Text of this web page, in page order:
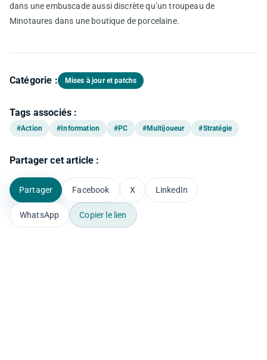
dans une embuscade aussi discrète qu’un troupeau de
Minotaures dans une boutique de porcelaine.
Catégorie : Mises à jour et patchs
Tags associés :
#Action #Information #PC #Multijoueur #Stratégie
Partager cet article :
Partager Facebook X LinkedIn
WhatsApp Copier le lien